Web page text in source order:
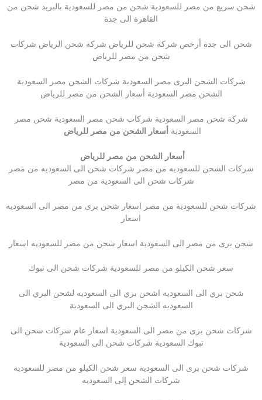
شحن سريع من مصر للسعودية شحن من مصر للسعودية بالبريد شحن من
القاهرة الى جدة
شحن الى جدة أرخص شركة شحن للرياض شركة شحن الرياض شركات
شحن من مصر للرياض
شركات الشحن البرى مصر السعودية شركات الشحن مصر السعودية
الشحن مصر السعودية أسعار الشحن من مصر للرياض
شركة شحن مصر السعودية شركات شحن مصر السعودية شحن مصر
السعودية
أسعار الشحن من مصر للرياض
أسعار الشحن من مصر للرياض
شركات الشحن للسعوديه من مصر شركات شحن الى السعوديه من مصر
شركات شحن الى السعودية من مصر
شركات شحن للسعودية من مصر اسعار شحن برى من مصر الى السعوديه
اسعار
شحن برى من مصر الى السعودية اسعار شحن من مصر للسعوديه اسعار
سعر شحن الكيلو من مصر للسعودية شركات شحن الى تبوك
شحن بري الى السعودية اشحن بري الى السعوديه لشحن البري الى
السعوديه الشحن البري الى السعودية
شركات شحن برى من مصر الى السعودية اسعار عام شركات شحن الى
تبوك السعودية شركات شحن الى السعودية
شركات شحن برى الى السعودية سعر شحن الكيلو من مصر للسعودية
شركات الشحن إلى السعوديه